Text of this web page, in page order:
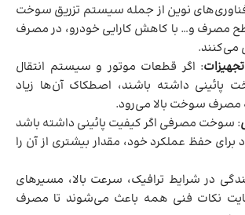
نوین از جمله سیستم تزریق سوخت
مصرف و… با کاهش کارایی خودرو، در مصرف
: اگر قطعات موتور و سیستم انتقال
پائینی داشته باشند، اصطکاک آن‌ها زیاد
مصرف سوخت بالا می‌رود.
: سوخت مصرفی اگر کیفیت پائینی داشته باشد
برای حفظ عملکرد خود، مقدار بیشتری از آن را
در شرایط ترافیک، سرعت بالا، مسیرهای
نکات فنی همه باعث می‌شوند تا مصرف